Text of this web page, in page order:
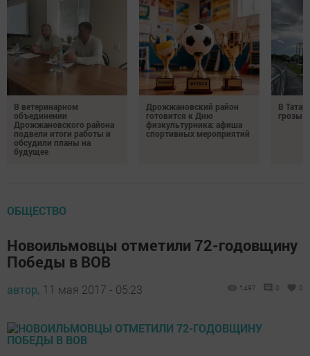
В ветеринарном
объединении
Дрожжановского района
подвели итоги работы и
обсудили планы на
будущее
Дрожжановский район
готовится к Дню
физкультурника: афиша
спортивных мероприятий
В
грозы
ОБЩЕСТВО
Новоильмовцы отметили 72-годовщину
Победы в ВОВ
автор, 11 мая 2017 - 05:23 1497 0 0